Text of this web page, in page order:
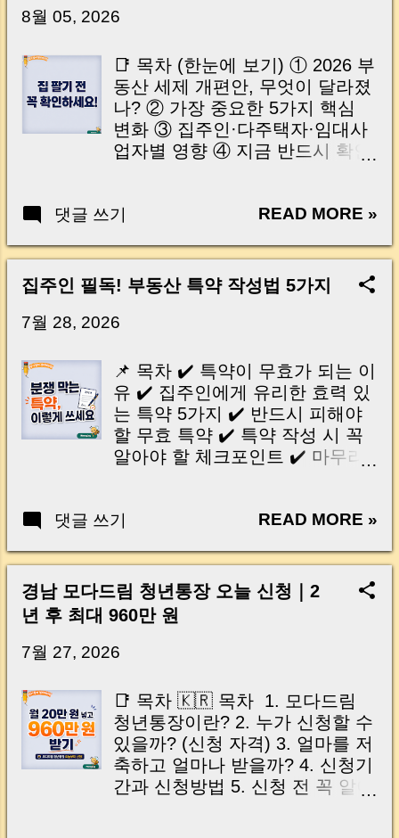
습니다. 잔금일은 ‘서류 몇 장 처리하는 날’이 아
이는 가장 긴장되는 순간 입니다. 실제로 제가
중개 현장에서 겪었던 일입니다. 금요일 오후 3
시, 이체 한도에 막혀 송금이 멈췄고 그 자리에
서 계약이 무산될 뻔한 아찔한 상황이 있었습니
다. 또 어떤 분은 이렇게 말씀하십니다. “내 대출
인데 왜 내 통장으로 안 들어오죠?” “매도인이 대
사실은 ‘구조’를 몰라서 생기는 걱정입니다. 그래
서 오늘은 잔금일에 실제로 돈이 어떻게 움직이
는지, 왜 사고가 나는지, 그리고 무엇을 꼭 준비
드리겠습니다. 이 글 하나만 제대로 이해하시면,
완성하는 마지막 퍼즐” 이 될 수 있습니다. |
thought like this? “Closing day…...
8월 05, 2026
📑 목차 (한눈에 보기) ① 2026 부
동산 세제 개편안, 무엇이 달라졌
나? ② 가장 중요한 5가지 핵심
변화 ③ 집주인·다주택자·임대사
업자별 영향 ④ 지금 반드시 확인
Contents (Tap to Open) 1.
Real Estate Tax Reform? 2. Five
Major Tax Changes You Need to
Know 3. Who Will Be Most
Affected? 4. Essential Checklist
Frequently Asked Questions 집이
한 채뿐인데도 세금 부담이 커질
수 있고, 새집을 산 뒤 기존 집을
조금 늦게 팔았다는 이유로 비과
세 혜택을 놓칠 수도 있습니다. 최
근 발표된 2026년 부동산 세제 개
주택 처분 기한부터 임대주택 세
택자 양도소득세 공제까지 실거
래에 직접 영향을 미치는 내용이
담겼습니다. 이번 개편은 단순히
“세금이 오른다, 내린다”의 문제
가 아닙니다. 언제 사고, 언제 팔
고, 얼마나 거주했는지 에 따라 세
약 전에 달라진 기준부터 확인해
야 합니다. 이번 글에서는 복잡한
세법 용어는 줄이고, 집을 사거나
팔 계획이 있는 분들이 꼭 알아야
할 핵심 변화와 실무상 주의사항
댓글 쓰기 READ MORE »
집주인 필독! 부동산 특약 작성법 5가지
7월 28, 2026
📌 목차 ✔️ 특약이 무효가 되는 이
유 ✔️ 집주인에게 유리한 효력 있
는 특약 5가지 ✔️ 반드시 피해야
할 무효 특약 ✔️ 특약 작성 시 꼭
알아야 할 체크포인트 ✔️ 마무리
Some Special Clauses Become
Clauses for Landlords Clauses
That Are Legally Void Important
Tips When Drafting Special
Clauses Key Takeaways | 계약서
에 썼는데 왜 효력이 없을까요?
"특약에 적어두면 나중에 문제가
생겨도 해결되겠지."라고 생각하
는 집주인분들이 많습니다. 하지
만 실제로는 계약서에 적었다고
해서 모든 특약이 법적 효력을 갖
는 것은 아닙니다. 특히 세입자의
댓글 쓰기 READ MORE »
경남 모다드림 청년통장 오늘 신청｜2
년 후 최대 960만 원
7월 27, 2026
📑 목차 🇰🇷 목차 1. 모다드림
청년통장이란? 2. 누가 신청할 수
있을까? (신청 자격) 3. 얼마를 저
축하고 얼마나 받을까? 4. 신청기
간과 신청방법 5. 신청 전 꼭 알아